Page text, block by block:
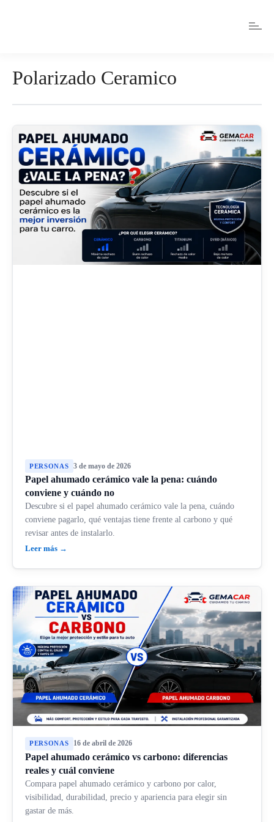
Polarizado Ceramico
PERSONAS 3 de mayo de 2026
Papel ahumado cerámico vale la pena: cuándo
conviene y cuándo no
Descubre si el papel ahumado cerámico vale la pena, cuándo
conviene pagarlo, qué ventajas tiene frente al carbono y qué
revisar antes de instalarlo.
Leer más →
PERSONAS 16 de abril de 2026
Papel ahumado cerámico vs carbono: diferencias
reales y cuál conviene
Compara papel ahumado cerámico y carbono por calor,
visibilidad, durabilidad, precio y apariencia para elegir sin
gastar de más.